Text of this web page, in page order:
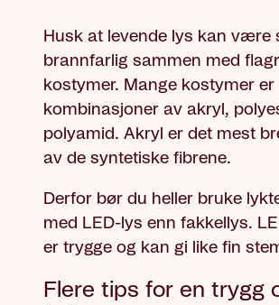
Husk at levende lys kan
brannfarlig sammen med
kostymer. Mange kostymer er
kombinasjoner av akryl,
polyamid. Akryl er det mest
av de syntetiske fibrene.
Derfor bør du heller bruke
med LED-lys enn fakkellys.
er trygge og kan gi like fin
Flere tips for en trygg